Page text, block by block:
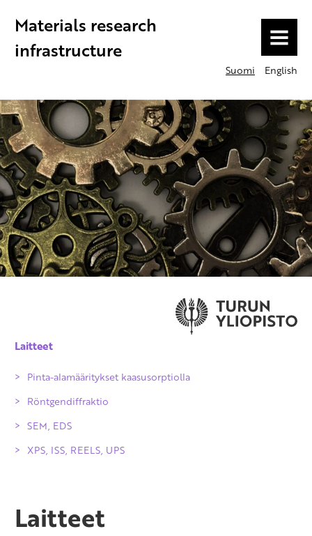
Materials research
infrastructure
MENU
Suomi English
Laitteet
Pinta-alamääritykset kaasusorptiolla
Röntgendiffraktio
SEM, EDS
XPS, ISS, REELS, UPS
Laitteet